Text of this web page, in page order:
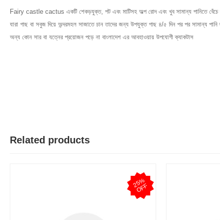
Fairy castle cactus একটি শেকড়যুক্ত, পট এবং মাটিসহ অল্প রোদ এবং খুব সামান্য পানিতে বেঁচে
যারা গাছ বা সবুজ দিয়ে অন্দরমহল সাজাতে চান তাদের জন্য উপযুক্ত গাছ ৪/৫ দিন পর পর সামান্য পানি
অন্য কোন সার বা যত্নের প্রয়োজন পড়ে না বাংলাদেশ এর আবহাওয়ায় উপযোগী ক্যাকটাস
Related products
2
5
%
O
F
F